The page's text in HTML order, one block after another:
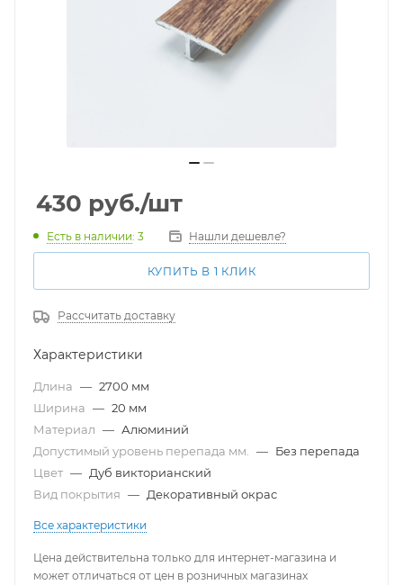
430 руб./шт
Есть в наличии: 3 Нашли дешевле?
КУПИТЬ В 1 КЛИК
Рассчитать доставку
Характеристики
Длина — 2700 мм
Ширина — 20 мм
Материал — Алюминий
Допустимый уровень перепада мм.
— Без перепада
Цвет — Дуб викторианский
Вид покрытия — Декоративный окрас
Все характеристики
Цена действительна только для интернет-магазина и
может отличаться от цен в розничных магазинах